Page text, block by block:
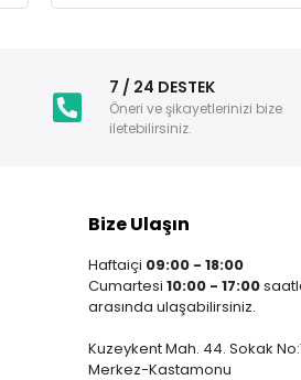
7 / 24 DESTEK
Öneri ve şikayetlerinizi bize
iletebilirsiniz.
Bize Ulaşın
Haftaiçi 09:00 - 18:00
Cumartesi 10:00 - 17:00
arasında ulaşabilirsiniz.
Kuzeykent Mah. 44. Sokak
Merkez-Kastamonu